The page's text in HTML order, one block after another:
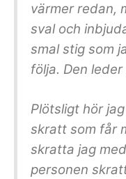
värmer redan,
sval och
smal stig som
följa. Den
Plötsligt hör
skratt som får
skratta jag
personen